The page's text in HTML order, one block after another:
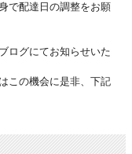
で配達日の調整をお願
ログにてお知らせいた
この機会に是非、下記